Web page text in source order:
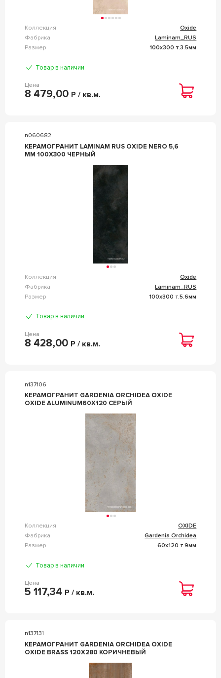
Коллекция
Oxide
Фабрика
Laminam_RUS
Размер
100x300 т.3.5мм
Товар в наличии
Цена
8 479,00 Р / кв.м.
n060682
КЕРАМОГРАНИТ LAMINAM RUS OXIDE NERO 5,6
MM 100X300 ЧЕРНЫЙ
Коллекция
Oxide
Фабрика
Laminam_RUS
Размер
100x300 т.5.6мм
Товар в наличии
Цена
8 428,00 Р / кв.м.
n137106
КЕРАМОГРАНИТ GARDENIA ORCHIDEA OXIDE
OXIDE ALUMINUM60X120 СЕРЫЙ
Коллекция
OXIDE
Фабрика
Gardenia Orchidea
Размер
60x120 т.9мм
Товар в наличии
Цена
5 117,34 Р / кв.м.
n137131
КЕРАМОГРАНИТ GARDENIA ORCHIDEA OXIDE
OXIDE BRASS 120X280 КОРИЧНЕВЫЙ